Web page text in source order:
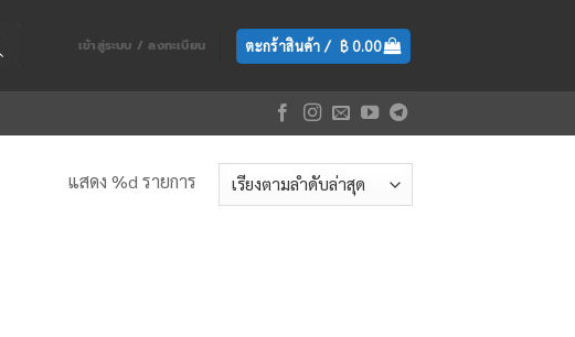
เข้าสู่ระบบ / ลงทะเบียน ตะกร้าสินค้า / ฿0.00
แสดง %d รายการ